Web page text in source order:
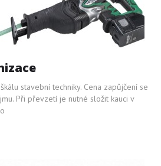
stavební techniky. Cena zapůjčení se
Při převzetí je nutné složit kauci v